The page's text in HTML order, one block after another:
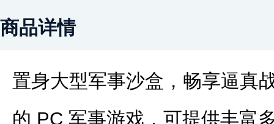
商品详情
置身大型军事沙盒，畅享逼真
的 PC 军事游戏，可提供丰富